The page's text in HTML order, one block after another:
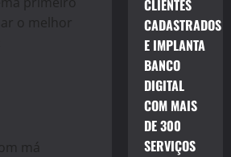
o melhor
má
CLIENTES
CADASTRADOS
E IMPLANTA
BANCO
DIGITAL
COM MAIS
DE 300
SERVIÇOS